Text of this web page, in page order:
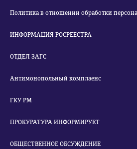
Политика в отношении обработки
ИНФОРМАЦИЯ РОСРЕЕСТРА
ОТДЕЛ ЗАГС
Антимонопольный комплаенс
ГКУ РМ
ПРОКУРАТУРА ИНФОРМИРУЕТ
ОБЩЕСТВЕННОЕ ОБСУЖДЕНИЕ